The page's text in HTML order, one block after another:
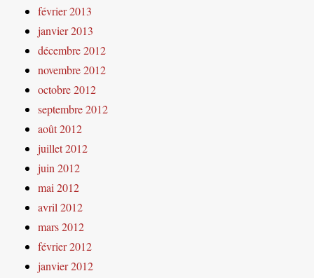
février 2013
janvier 2013
décembre 2012
novembre 2012
octobre 2012
septembre 2012
août 2012
juillet 2012
juin 2012
mai 2012
avril 2012
mars 2012
février 2012
janvier 2012